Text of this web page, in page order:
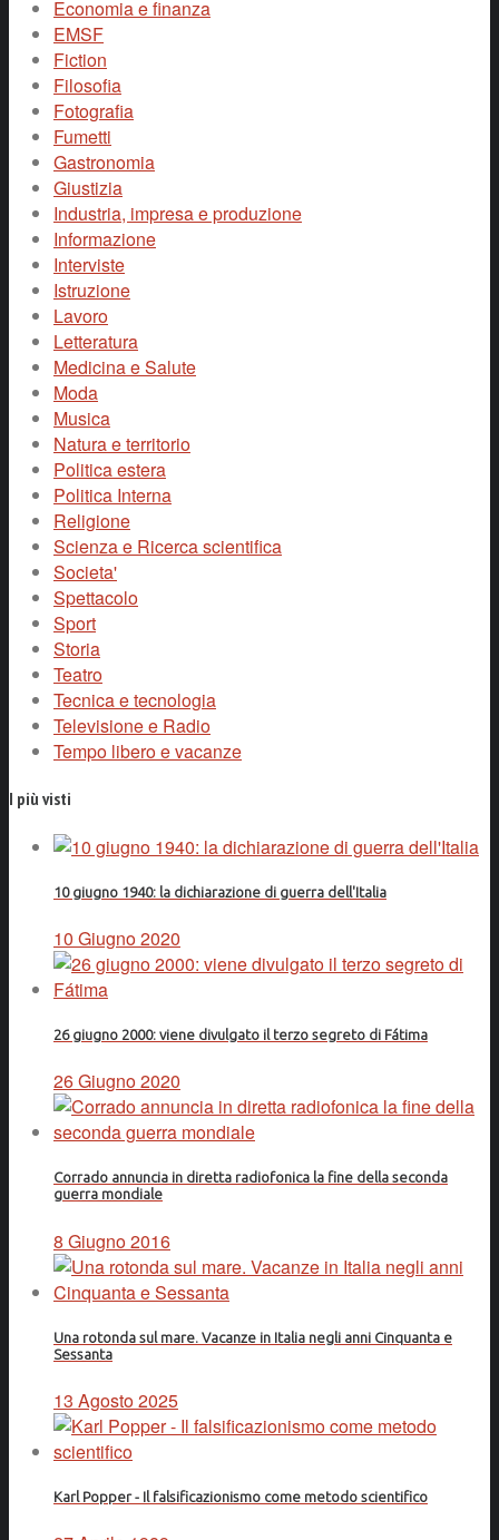
Economia e finanza
EMSF
Fiction
Filosofia
Fotografia
Fumetti
Gastronomia
Giustizia
Industria, impresa e produzione
Informazione
Interviste
Istruzione
Lavoro
Letteratura
Medicina e Salute
Moda
Musica
Natura e territorio
Politica estera
Politica Interna
Religione
Scienza e Ricerca scientifica
Societa'
Spettacolo
Sport
Storia
Teatro
Tecnica e tecnologia
Televisione e Radio
Tempo libero e vacanze
I più visti
10 giugno 1940: la dichiarazione di guerra dell'Italia
10 Giugno 2020
26 giugno 2000: viene divulgato il terzo segreto di Fátima
26 Giugno 2020
Corrado annuncia in diretta radiofonica la fine della seconda
guerra mondiale
8 Giugno 2016
Una rotonda sul mare. Vacanze in Italia negli anni Cinquanta e
Sessanta
13 Agosto 2025
Karl Popper - Il falsificazionismo come metodo scientifico